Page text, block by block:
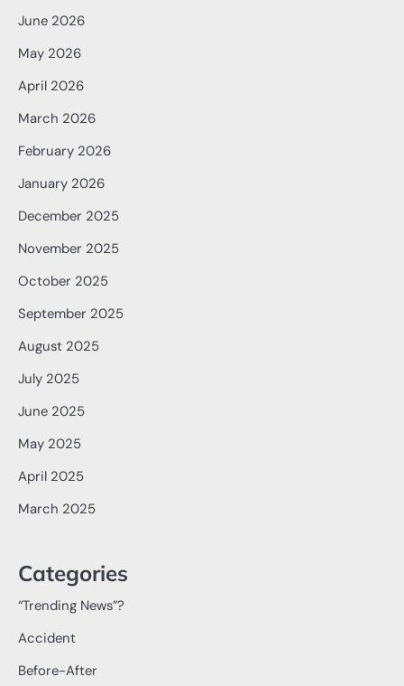
June 2026
May 2026
April 2026
March 2026
February 2026
January 2026
December 2025
November 2025
October 2025
September 2025
August 2025
July 2025
June 2025
May 2025
April 2025
March 2025
Categories
“Trending News”?
Accident
Before-After